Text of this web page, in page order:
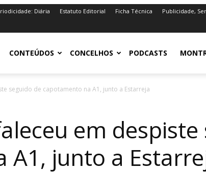
Diária Estatuto Editorial Ficha Técnica Publicidade,
CONTEÚDOS CONCELHOS PODCASTS
seguido de capotamento na A1, junto a Estarreja
em despiste
junto a